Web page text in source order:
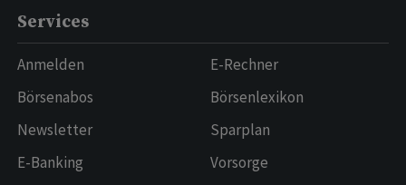
Services
Anmelden
Börsenabos
Newsletter
E-Banking
E-Rechner
Börsenlexikon
Sparplan
Vorsorge